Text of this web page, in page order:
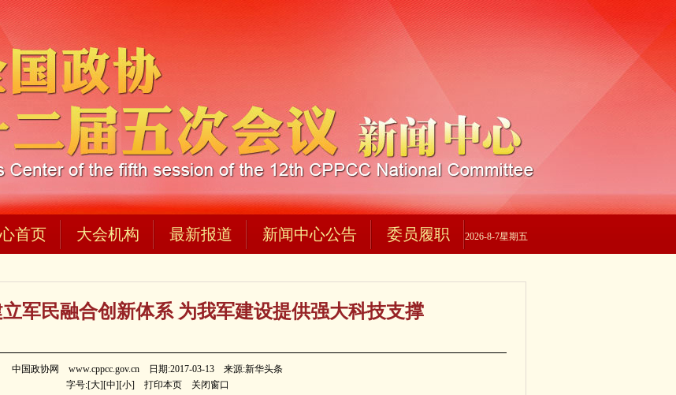
首页 大会机构 最新报道 新闻中心公告 委员履职 2026-8-7星期五
军民融合创新体系 为我军建设提供强大科技支撑
中国政协网 www.cppcc.gov.cn 日期:2017-03-13 来源:新华头条
字号:[大][中][小] 打印本页 关闭窗口